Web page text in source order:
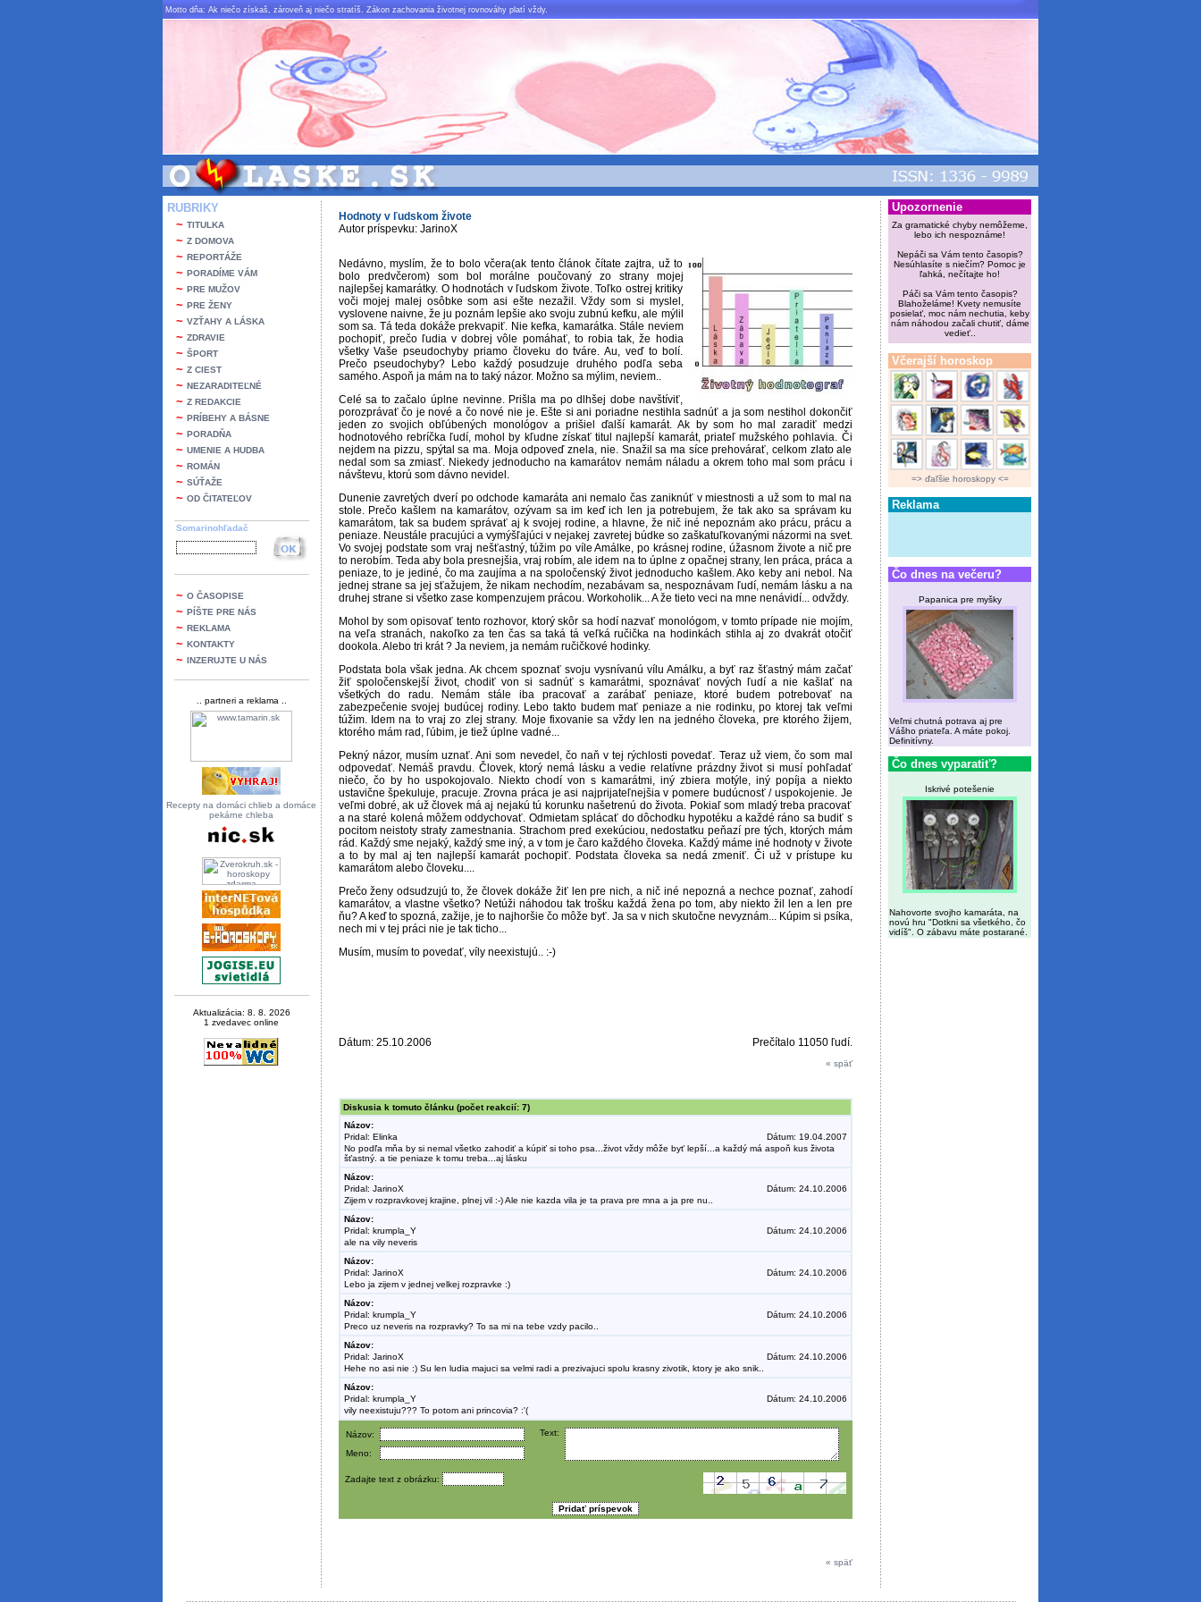
Motto dňa: Ak niečo získaš, zároveň aj niečo stratíš. Zákon zachovania životnej rovnováhy platí vždy.
RUBRIKY
~ TITULKA
~ Z DOMOVA
~ REPORTÁŽE
~ PORADÍME VÁM
~ PRE MUŽOV
~ PRE ŽENY
~ VZŤAHY A LÁSKA
~ ZDRAVIE
~ ŠPORT
~ Z CIEST
~ NEZARADITEĽNÉ
~ Z REDAKCIE
~ PRÍBEHY A BÁSNE
~ PORADŇA
~ UMENIE A HUDBA
~ ROMÁN
~ SÚŤAŽE
~ OD ČITATEĽOV
Somarinohľadač
~ O ČASOPISE
~ PÍŠTE PRE NÁS
~ REKLAMA
~ KONTAKTY
~ INZERUJTE U NÁS
.. partneri a reklama ..
Recepty na domáci chlieb a domáce
pekárne chleba
Aktualizácia: 8. 8. 2026
1 zvedavec online
Hodnoty v ľudskom živote
Autor príspevku: JarinoX
Nedávno, myslím, že to bolo včera(ak tento článok čítate zajtra, už to
bolo predvčerom) som bol morálne poučovaný zo strany mojej
najlepšej kamarátky. O hodnotách v ľudskom živote. Toľko ostrej kritiky
voči mojej malej osôbke som asi ešte nezažil. Vždy som si myslel,
vyslovene naivne, že ju poznám lepšie ako svoju zubnú kefku, ale mýlil
som sa. Tá teda dokáže prekvapiť. Nie kefka, kamarátka. Stále neviem
pochopiť, prečo ľudia v dobrej vôle pomáhať, to robia tak, že hodia
všetky Vaše pseudochyby priamo človeku do tváre. Au, veď to bolí.
Prečo pseudochyby? Lebo každý posudzuje druhého podľa seba
samého. Aspoň ja mám na to taký názor. Možno sa mýlim, neviem..
Celé sa to začalo úplne nevinne. Prišla ma po dlhšej dobe navštíviť,
porozprávať čo je nové a čo nové nie je. Ešte si ani poriadne nestihla sadnúť a ja som nestihol dokončiť
jeden zo svojich obľúbených monológov a prišiel ďalší kamarát. Ak by som ho mal zaradiť medzi
hodnotového rebríčka ľudí, mohol by kľudne získať titul najlepší kamarát, priateľ mužského pohlavia. Či
nejdem na pizzu, spýtal sa ma. Moja odpoveď znela, nie. Snažil sa ma síce prehovárať, celkom zlato ale
nedal som sa zmiasť. Niekedy jednoducho na kamarátov nemám náladu a okrem toho mal som prácu i
návštevu, ktorú som dávno nevidel.
Dunenie zavretých dverí po odchode kamaráta ani nemalo čas zaniknúť v miestnosti a už som to mal na
stole. Prečo kašlem na kamarátov, ozývam sa im keď ich len ja potrebujem, že tak ako sa správam ku
kamarátom, tak sa budem správať aj k svojej rodine, a hlavne, že nič iné nepoznám ako prácu, prácu a
peniaze. Neustále pracujúci a vymýšľajúci v nejakej zavretej búdke so zaškatuľkovanými názormi na svet.
Vo svojej podstate som vraj nešťastný, túžim po víle Amálke, po krásnej rodine, úžasnom živote a nič pre
to nerobím. Teda aby bola presnejšia, vraj robím, ale idem na to úplne z opačnej strany, len práca, práca a
peniaze, to je jediné, čo ma zaujíma a na spoločenský život jednoducho kašlem. Ako keby ani nebol. Na
jednej strane sa jej sťažujem, že nikam nechodím, nezabávam sa, nespoznávam ľudí, nemám lásku a na
druhej strane si všetko zase kompenzujem prácou. Workoholik... A že tieto veci na mne nenávidí... odvždy.
Mohol by som opisovať tento rozhovor, ktorý skôr sa hodí nazvať monológom, v tomto prípade nie mojím,
na veľa stranách, nakoľko za ten čas sa taká tá veľká ručička na hodinkách stihla aj zo dvakrát otočiť
dookola. Alebo tri krát ? Ja neviem, ja nemám ručičkové hodinky.
Podstata bola však jedna. Ak chcem spoznať svoju vysnívanú vílu Amálku, a byť raz šťastný mám začať
žiť spoločenskejší život, chodiť von si sadnúť s kamarátmi, spoznávať nových ľudí a nie kašlať na
všetkých do radu. Nemám stále iba pracovať a zarábať peniaze, ktoré budem potrebovať na
zabezpečenie svojej budúcej rodiny. Lebo takto budem mať peniaze a nie rodinku, po ktorej tak veľmi
túžim. Idem na to vraj zo zlej strany. Moje fixovanie sa vždy len na jedného človeka, pre ktorého žijem,
ktorého mám rad, ľúbim, je tiež úplne vadné...
Pekný názor, musím uznať. Ani som nevedel, čo naň v tej rýchlosti povedať. Teraz už viem, čo som mal
odpovedať. Nemáš pravdu. Človek, ktorý nemá lásku a vedie relatívne prázdny život si musí pohľadať
niečo, čo by ho uspokojovalo. Niekto chodí von s kamarátmi, iný zbiera motýle, iný popíja a niekto
ustavične špekuluje, pracuje. Zrovna práca je asi najprijateľnejšia v pomere budúcnosť / uspokojenie. Je
veľmi dobré, ak už človek má aj nejakú tú korunku našetrenú do života. Pokiaľ som mladý treba pracovať
a na staré kolená môžem oddychovať. Odmietam splácať do dôchodku hypotéku a každé ráno sa budiť s
pocitom neistoty straty zamestnania. Strachom pred exekúciou, nedostatku peňazí pre tých, ktorých mám
rád. Každý sme nejaký, každý sme iný, a v tom je čaro každého človeka. Každý máme iné hodnoty v živote
a to by mal aj ten najlepší kamarát pochopiť. Podstata človeka sa nedá zmeniť. Či už v prístupe ku
kamarátom alebo človeku....
Prečo ženy odsudzujú to, že človek dokáže žiť len pre nich, a nič iné nepozná a nechce poznať, zahodí
kamarátov, a vlastne všetko? Netúži náhodou tak trošku každá žena po tom, aby niekto žil len a len pre
ňu? A keď to spozná, zažije, je to najhoršie čo môže byť. Ja sa v nich skutočne nevyznám... Kúpim si psíka,
nech mi v tej práci nie je tak ticho...
Musím, musím to povedať, víly neexistujú.. :-)
Dátum: 25.10.2006 Prečítalo 11050 ľudí.
« späť
Diskusia k tomuto článku (počet reakcií: 7)
Názov:
Pridal: Elinka
Dátum: 19.04.2007
No podľa mňa by si nemal všetko zahodiť a kúpiť si toho psa...život vždy môže byť lepší...a každý má aspoň kus života
šťastný. a tie peniaze k tomu treba...aj lásku
Názov:
Pridal: JarinoX
Dátum: 24.10.2006
Zijem v rozpravkovej krajine, plnej vil :-) Ale nie kazda vila je ta prava pre mna a ja pre nu..
Názov:
Pridal: krumpla_Y
Dátum: 24.10.2006
ale na vily neveris
Názov:
Pridal: JarinoX
Dátum: 24.10.2006
Lebo ja zijem v jednej velkej rozpravke :)
Názov:
Pridal: krumpla_Y
Dátum: 24.10.2006
Preco uz neveris na rozpravky? To sa mi na tebe vzdy pacilo..
Názov:
Pridal: JarinoX
Dátum: 24.10.2006
Hehe no asi nie :) Su len ludia majuci sa velmi radi a prezivajuci spolu krasny zivotik, ktory je ako snik..
Názov:
Pridal: krumpla_Y
Dátum: 24.10.2006
vily neexistuju??? To potom ani princovia? :'(
Názov:
Meno:
Text:
Zadajte text z obrázku:
« späť
Upozornenie
Za gramatické chyby nemôžeme,
lebo ich nespoznáme!
Nepáči sa Vám tento časopis?
Nesúhlasíte s niečím? Pomoc je
ľahká, nečítajte ho!
Páči sa Vám tento časopis?
Blahoželáme! Kvety nemusíte
posielať, moc nám nechutia, keby
nám náhodou začali chutiť, dáme
vedieť..
Včerajší horoskop
=> ďaľšie horoskopy <=
Reklama
Čo dnes na večeru?
Papanica pre myšky
Veľmi chutná potrava aj pre
Vášho priateľa. A máte pokoj.
Definitívny.
Čo dnes vyparatiť?
Iskrivé potešenie
Nahovorte svojho kamaráta, na
novú hru "Dotkni sa všetkého, čo
vidíš". O zábavu máte postarané.